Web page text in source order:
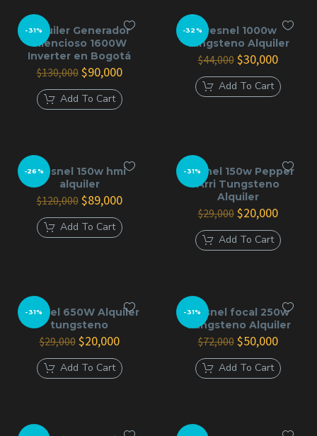
-31%
Alquiler Generador
silencioso 1600W
Inverter en Bogotá
$130,000 El
precio
original
era:
$90,000El
actual
es:
Add To Cart
-32%Fresnel 1000w
tungsteno Alquiler
$44,000 El
precio
original
era:
$30,000El
actual
es:
Add To Cart
-26%Fresnel 150w hmi
alquiler
$120,000 El
precio
original
era:
$89,000El
actual
es:
Add To Cart
-31%
Fresnel 150w Pepper
Arri Tungsteno
Alquiler
$29,000 El
precio
original
era:
$20,000El
actual
es:
Add To Cart
-31%
Fresnel 650W Alquiler
tungsteno
$29,000 El
precio
original
era:
$20,000El
actual
es:
Add To Cart
-31%
Fresnel focal 250w
Tungsteno Alquiler
$72,000 El
precio
original
era:
$50,000El
actual
es:
Add To Cart